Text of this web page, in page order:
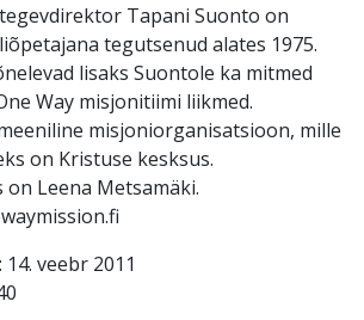
Tapani Suonto on
tegutsenud alates 1975.
lisaks Suontole ka mitmed
Way misjonitiimi liikmed.
misjoniorganisatsioon, mille
on Kristuse kesksus.
Leena Metsamäki.
14. veebr 2011